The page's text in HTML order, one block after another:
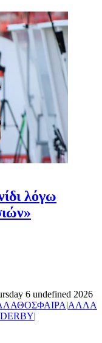
λόγω
6 undefined 2026
|ΑΛΛΑ
|